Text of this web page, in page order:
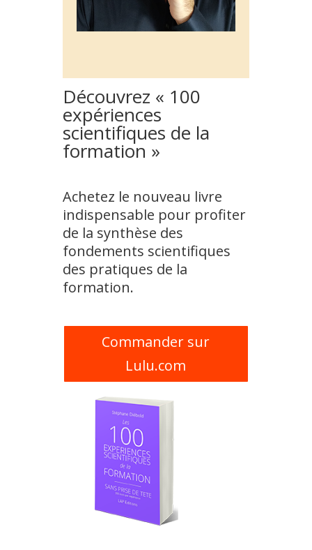
Découvrez « 100
expériences
scientifiques de la
formation »
Achetez le nouveau livre
indispensable pour profiter
de la synthèse des
fondements scientifiques
des pratiques de la
formation.
Commander sur
Lulu.com